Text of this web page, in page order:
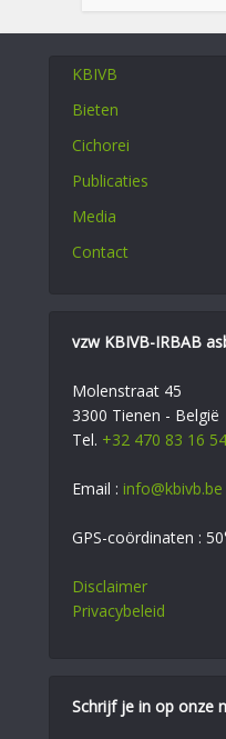
KBIVB
Bieten
Cichorei
Publicaties
Media
Contact
vzw KBIVB-IRBAB
Molenstraat 45
3300 Tienen - België
Tel. +32 470 83 16 54
Email : info@kbivb.be
GPS-coördinaten :
Disclaimer
Privacybeleid
Schrijf je in op onze